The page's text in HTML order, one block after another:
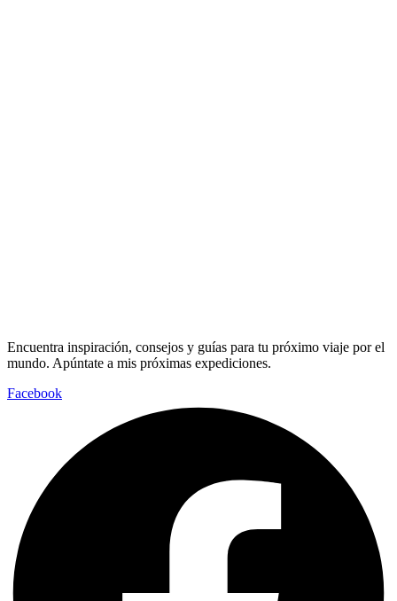
Encuentra inspiración, consejos y guías para tu próximo viaje por el
mundo. Apúntate a mis próximas expediciones.
Facebook